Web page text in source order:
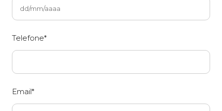
Telefone*
Email*